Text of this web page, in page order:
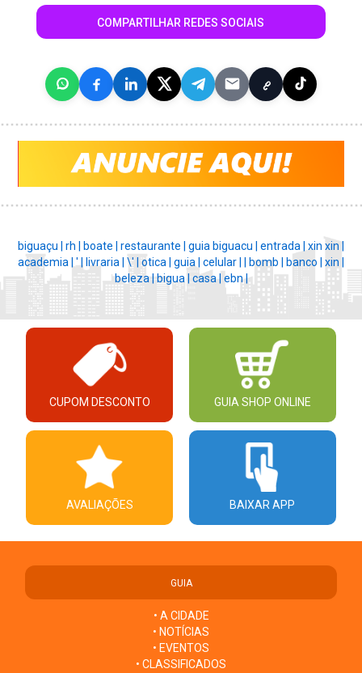
COMPARTILHAR REDES SOCIAIS
biguaçu | rh | boate | restaurante | guia biguacu | entrada | xin xin |
academia | ' | livraria | \' | otica | guia | celular | | bomb | banco | xin |
beleza |bigua | casa | ebn |
CUPOM DESCONTO GUIA SHOP ONLINE
AVALIAÇÕES BAIXAR APP
GUIA
• A CIDADE
• NOTÍCIAS
• EVENTOS
• CLASSIFICADOS